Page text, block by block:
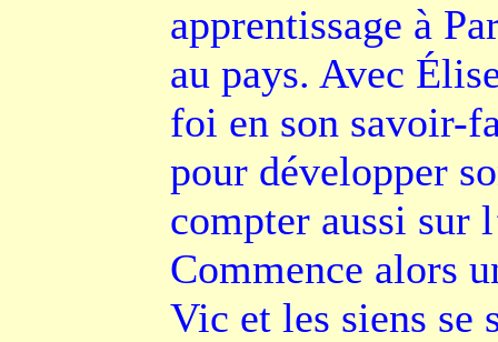
apprentissage à
au pays. Avec
foi en son savoir-
pour développer
compter aussi sur
Commence alors
Vic et les siens se